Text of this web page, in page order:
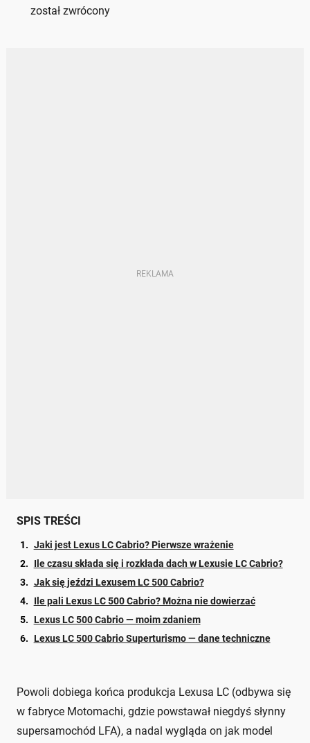
został zwrócony
SPIS TREŚCI
Jaki jest Lexus LC Cabrio? Pierwsze wrażenie
Ile czasu składa się i rozkłada dach w Lexusie LC Cabrio?
Jak się jeździ Lexusem LC 500 Cabrio?
Ile pali Lexus LC 500 Cabrio? Można nie dowierzać
Lexus LC 500 Cabrio — moim zdaniem
Lexus LC 500 Cabrio Superturismo — dane techniczne
Powoli dobiega końca produkcja Lexusa LC (odbywa się
w fabryce Motomachi, gdzie powstawał niegdyś słynny
supersamochód LFA), a nadal wygląda on jak model